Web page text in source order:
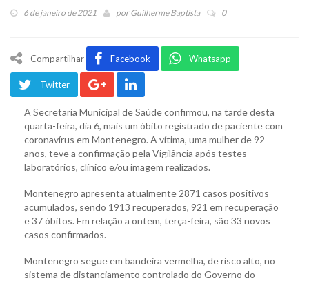
6 de janeiro de 2021 porGuilherme Baptista 0
Compartilhar Facebook Whatsapp
Twitter
A Secretaria Municipal de Saúde confirmou, na tarde desta
quarta-feira, dia 6, mais um óbito registrado de paciente com
coronavírus em Montenegro. A vítima, uma mulher de 92
anos, teve a confirmação pela Vigilância após testes
laboratórios, clínico e/ou imagem realizados.
Montenegro apresenta atualmente 2871 casos positivos
acumulados, sendo 1913 recuperados, 921 em recuperação
e 37 óbitos. Em relação a ontem, terça-feira, são 33 novos
casos confirmados.
Montenegro segue em bandeira vermelha, de risco alto, no
sistema de distanciamento controlado do Governo do